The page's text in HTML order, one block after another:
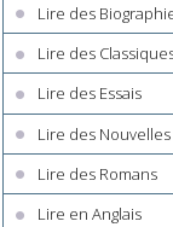
Lire des
Lire des
Lire des Essais
Lire des Nouvelles
Lire des Romans
Lire en Anglais